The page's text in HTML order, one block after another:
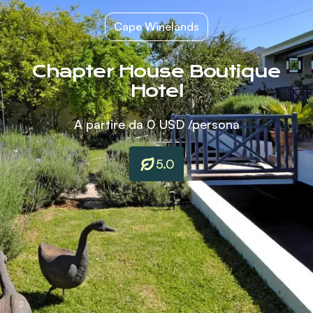
Cape Winelands
Chapter House Boutique
Hotel
A partire da0 USD/persona
5.0